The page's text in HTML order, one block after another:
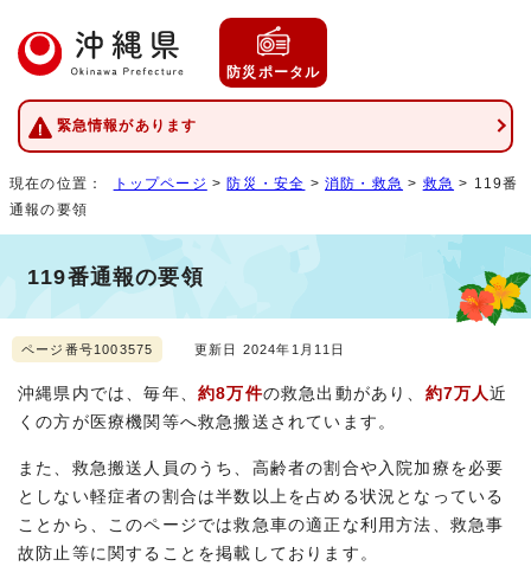
防災ポータル
緊急情報があります
現在の位置： トップページ >防災・安全 >消防・救急 > 救急 > 119番
通報の要領
119番通報の要領
ページ番号1003575 更新日 2024年1月11日
沖縄県内では、毎年、 約8万件の救急出動があり、 約7万人近
くの方が医療機関等へ救急搬送されています。
また、救急搬送人員のうち、高齢者の割合や入院加療を必要
としない軽症者の割合は半数以上を占める状況となっている
ことから、このページでは救急車の適正な利用方法、救急事
故防止等に関することを掲載しております。